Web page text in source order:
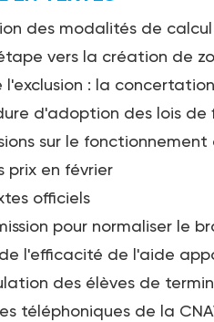
des modalités de
vers la création de
l'exclusion : la
d'adoption des lois
sur le
prix en février
officiels
pour normaliser le
l'efficacité de l'aide
des élèves de
téléphoniques de la